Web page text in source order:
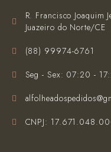
R. Francisco Joaquim
Juazeiro do Norte/CE
(‪88) 99974-6761‬
Seg - Sex: 07:20 -
CNPJ: